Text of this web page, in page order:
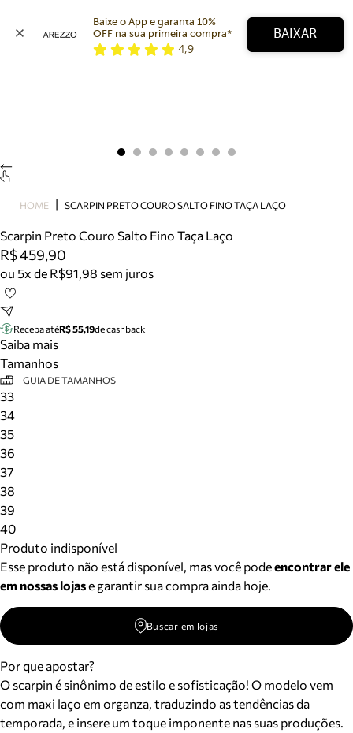
Bolsa
Tamanco
Tênis
Mule
Tire dúvidas sobre pedidos, devoluções e mais.
Meus pedidos
Acompanhe seus pedidos e solicite devoluções.
Baixe o App e garanta 10%
OFF na sua primeira compra*
4,9
BAIXAR
HOME SCARPIN PRETO COURO SALTO FINO TAÇA LAÇO
Scarpin Preto Couro Salto Fino Taça Laço
R$ 459,90
ou 5x de R$91,98 sem juros
Receba atéR$ 55,19de cashback
Saiba mais
Tamanhos
GUIA DE TAMANHOS
33
34
35
36
37
38
39
40
Produto indisponível
Esse produto não está disponível, mas você podeencontrar ele
em nossas lojase garantir sua compra ainda hoje.
Buscar em lojas
Por que apostar?
O scarpin é sinônimo de estilo e sofisticação! O modelo vem
com maxi laço em organza, traduzindo as tendências da
temporada, e insere um toque imponente nas suas produções.